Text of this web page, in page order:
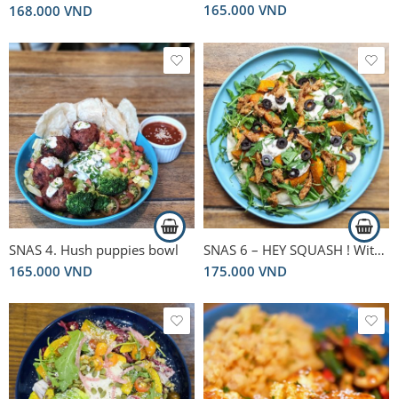
168.000 VND 165.000 VND
SNAS 4. Hush puppies bowl
165.000 VND
SNAS 6 – HEY SQUASH ! With vegan ricotta cheese
175.000 VND